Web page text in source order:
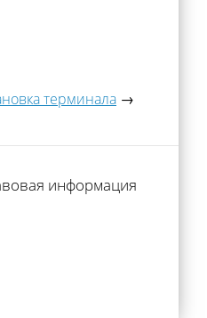
терминала →
информация